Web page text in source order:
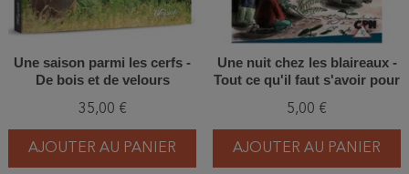
Une saison parmi les cerfs -
De bois et de velours
35,00 €
AJOUTER AU PANIER
Une nuit chez les blaireaux -
Tout ce qu'il faut s'avoir pour
5,00 €
AJOUTER AU PANIER